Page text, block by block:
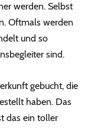
werden. Selbst
Oftmals werden
und so
sind.
gebucht, die
haben. Das
das ein toller